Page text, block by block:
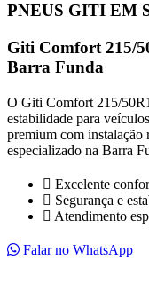
PNEUS GITI EM
Giti Comfort 215/
Barra Funda
O Giti Comfort 215/
estabilidade para
premium com instalação
especializado na Barra
Excelente
Segurança e
Atendimento
Falar no WhatsApp